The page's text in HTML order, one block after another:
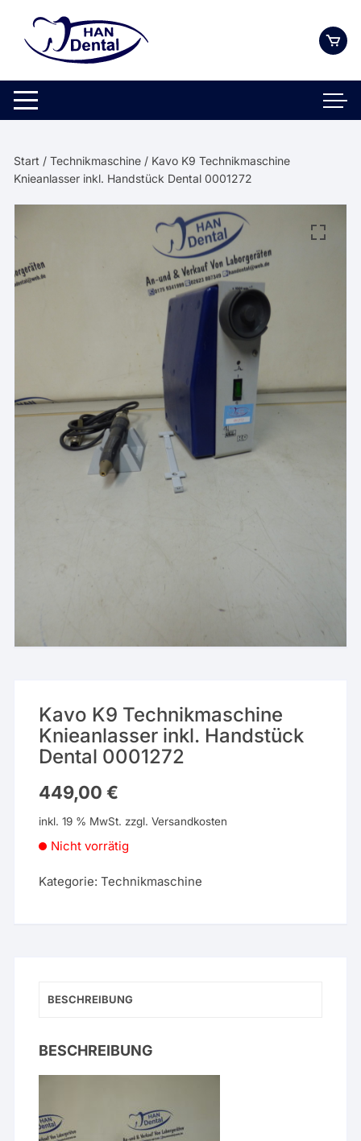
springen
Start /Technikmaschine / Kavo K9 Technikmaschine
Knieanlasser inkl. Handstück Dental 0001272
Kavo K9 Technikmaschine
Knieanlasser inkl. Handstück
Dental 0001272
449,00€
inkl. 19 % MwSt. zzgl.Versandkosten
Nicht vorrätig
Kategorie:Technikmaschine
BESCHREIBUNG
BESCHREIBUNG